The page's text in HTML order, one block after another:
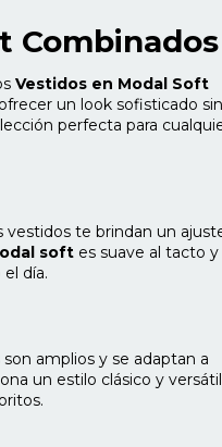
Combinados
Vestidos en Modal Soft
un look sofisticado sin
perfecta para
vestidos te brindan un
soft es suave al tacto y
día.
amplios y se adaptan a
un estilo clásico y